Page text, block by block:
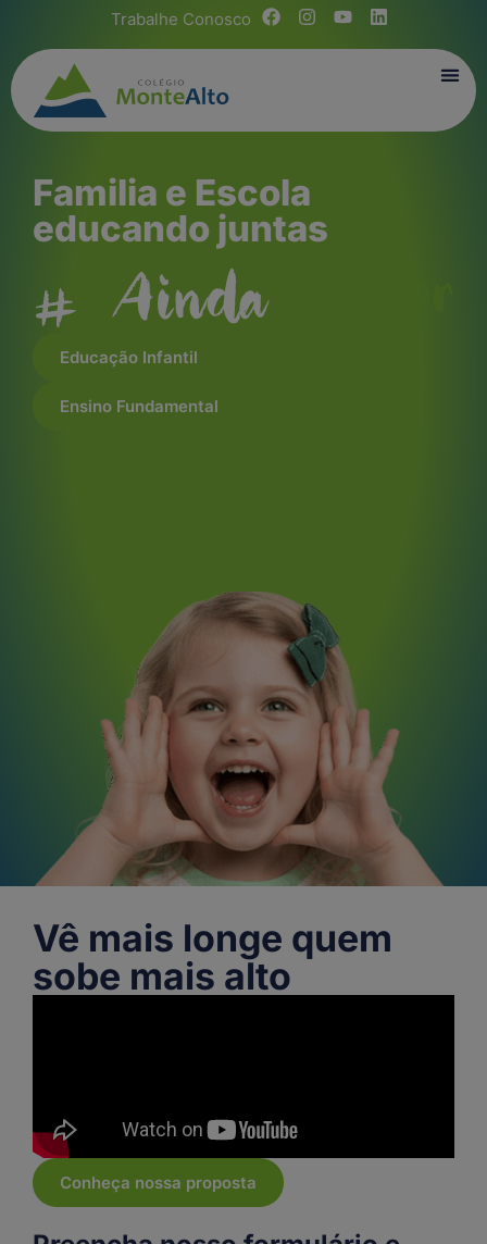
Trabalhe Conosco
Familia e Escola
educando juntas
Educação Infantil
Ensino Fundamental
Vê mais longe quem
sobe mais alto
Conheça nossa proposta